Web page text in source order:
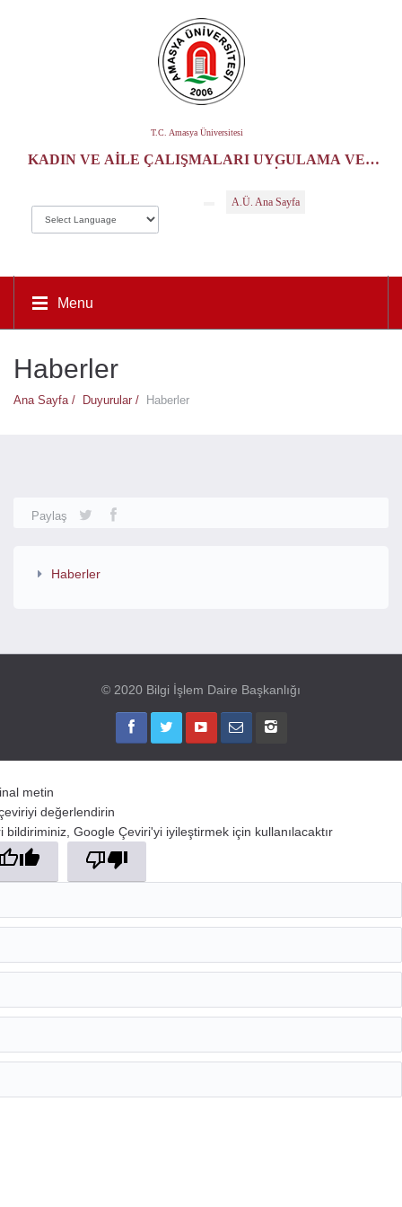
T.C. Amasya Üniversitesi
KADIN VE AILE ÇALIŞMALARI UYGULAMA VE
A.Ü. Ana Sayfa
Menu
Haberler
Ana Sayfa / Duyurular / Haberler
Paylaş
Haberler
© 2020 Bilgi İşlem Daire Başkanlığı
metin
değerlendirin
bildiriminiz, Google Çeviri'yi iyileştirmek için kullanılacaktır